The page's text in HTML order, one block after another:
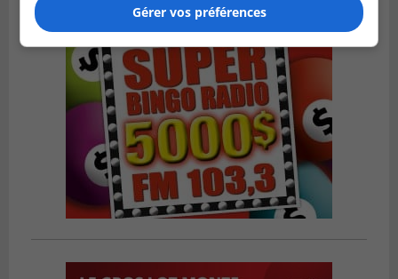
Gérer vos préférences